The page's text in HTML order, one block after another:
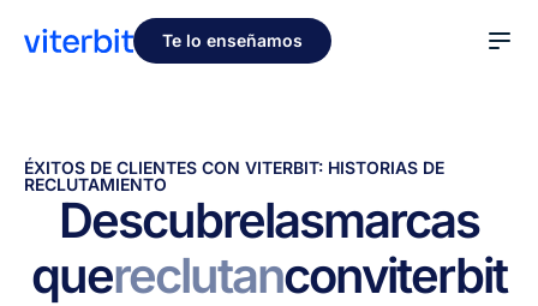
Te lo enseñamos
ÉXITOS DE CLIENTES CON VITERBIT: HISTORIAS DE
RECLUTAMIENTO
Descubrelasmarcas
quereclutanconviterbit